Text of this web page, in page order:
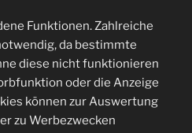
Funktionen. Zahlreiche
da bestimmte
diese nicht funktionieren
oder die Anzeige
können zur Auswertung
zu Werbezwecken